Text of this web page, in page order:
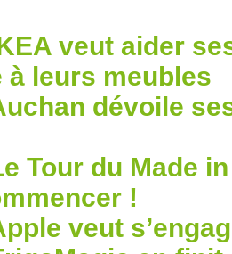
veut aider
à leurs meubles
dévoile
Tour du Made
!
veut